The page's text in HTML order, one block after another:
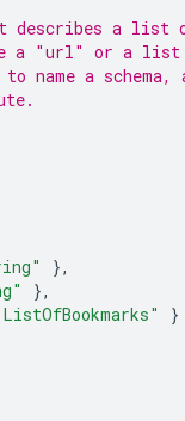
describes a list
a "url" or a list
a schema,
},
},
}